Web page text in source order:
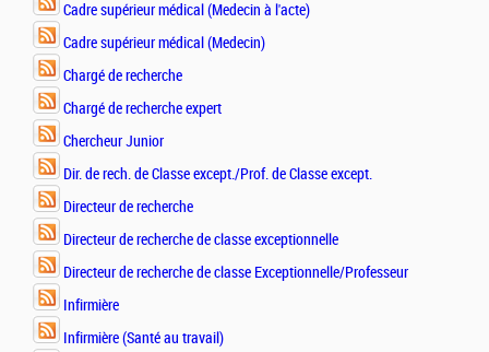
Cadre supérieur médical (Medecin à l'acte)
Cadre supérieur médical (Medecin)
Chargé de recherche
Chargé de recherche expert
Chercheur Junior
Dir. de rech. de Classe except./Prof. de Classe except.
Directeur de recherche
Directeur de recherche de classe exceptionnelle
Directeur de recherche de classe Exceptionnelle/Professeur
Infirmière
Infirmière (Santé au travail)